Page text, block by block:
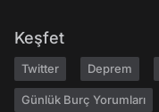
Keşfet
Twitter Deprem
Günlük Burç Yorumları